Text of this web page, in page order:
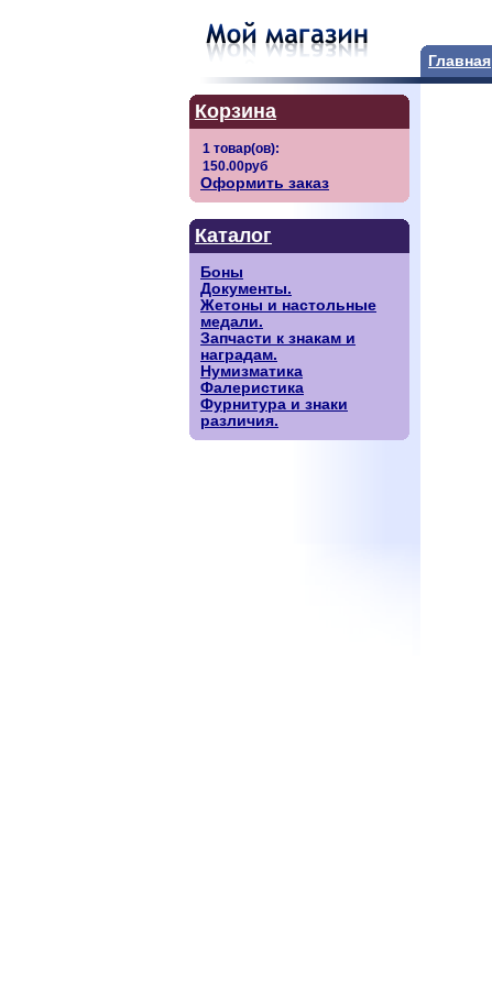
Главная
Корзина
Оформить заказ
Каталог
Боны
Документы.
Жетоны и настольные
медали.
Запчасти к знакам и
наградам.
Нумизматика
Фалеристика
Фурнитура и знаки
различия.